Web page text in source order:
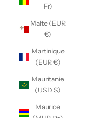
Fr)
Malte (EUR
€)
Martinique
(EUR €)
Mauritanie
(USD $)
Maurice